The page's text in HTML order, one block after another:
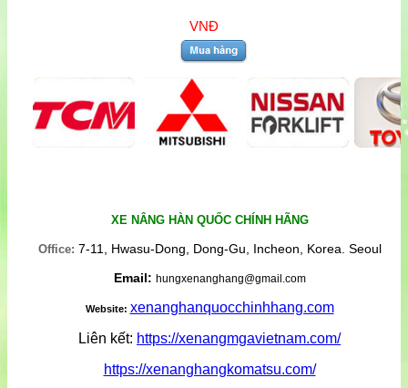
VNĐ
XE NÂNG HÀN QUỐC CHÍNH HÃNG
Office: 7-11, Hwasu-Dong, Dong-Gu, Incheon, Korea. Seoul
Email: hungxenanghang@gmail.com
Website: xenanghanquocchinhhang.com
Liên kết: https://xenangmgavietnam.com/
https://xenanghangkomatsu.com/